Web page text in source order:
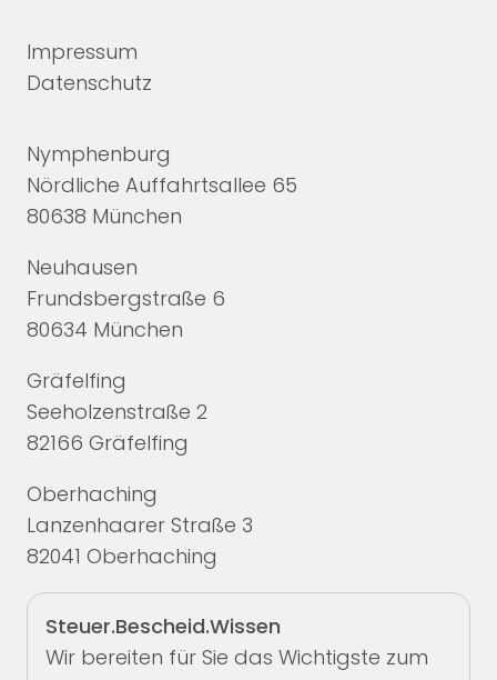
Impressum
Datenschutz
Nymphenburg
Nördliche Auffahrtsallee 65
80638 München
Neuhausen
Frundsbergstraße 6
80634 München
Gräfelfing
Seeholzenstraße 2
82166 Gräfelfing
Oberhaching
Lanzenhaarer Straße 3
82041 Oberhaching
Steuer.Bescheid.Wissen
Wir bereiten für Sie das Wichtigste zum